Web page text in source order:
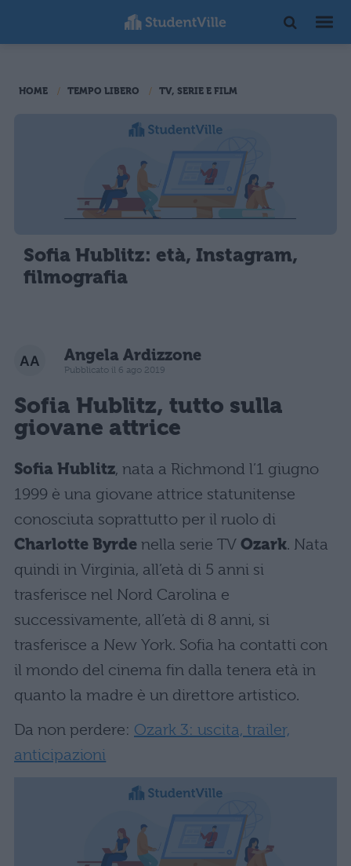
HOME TEMPO LIBERO TV, SERIE E FILM
Sofia Hublitz: età, Instagram,
filmografia
Angela Ardizzone
Pubblicato il 6 ago 2019
Sofia Hublitz, tutto sulla
giovane attrice
Sofia Hublitz, nata a Richmond l’1 giugno
1999 è una giovane attrice statunitense
conosciuta soprattutto per il ruolo di
Charlotte Byrde nella serie TV Ozark. Nata
quindi in Virginia, all’età di 5 anni si
trasferisce nel Nord Carolina e
successivamente, all’età di 8 anni, si
trasferisce a New York. Sofia ha contatti con
il mondo del cinema fin dalla tenera età in
quanto la madre è un direttore artistico.
Da non perdere: Ozark 3: uscita, trailer,
anticipazioni